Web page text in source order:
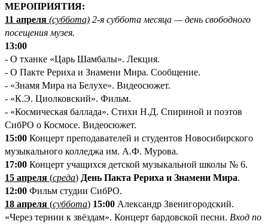
МЕРОПРИЯТИЯ:
11 апреля (суббота) 2-я суббота месяца — день свободного
посещения музея.
13:00
- О тханке «Царь Шамбалы». Лекция.
- О Пакте Рериха и Знамени Мира. Сообщение.
- «Знамя Мира на Белухе». Видеосюжет.
- «К.Э. Циолковский». Фильм.
- «Космическая баллада». Стихи Н.Д. Спириной и поэтов
СибРО о Космосе. Видеосюжет.
15:00 Концерт преподавателей и студентов Новосибирского
музыкального колледжа им. А.Ф. Мурова.
17:00 Концерт учащихся детской музыкальной школы № 6.
15 апреля (среда) День Пакта Рериха и Знамени Мира.
12:00 Фильм студии СибРО.
18 апреля (суббота) 15:00 Александр Звенигородский.
«Через тернии к звёздам». Концерт бардовской песни. Вход по